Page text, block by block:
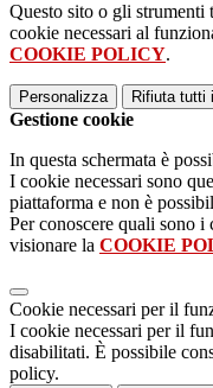
Questo sito o gli strumenti
cookie necessari al
COOKIE POLICY.
Personalizza Rifiuta tutti
Gestione cookie
In questa schermata è
I cookie necessari sono
piattaforma e non è
Per conoscere quali sono i
visionare la COOKIE
Cookie necessari per il
I cookie necessari per il
disabilitati. È possibile
policy.